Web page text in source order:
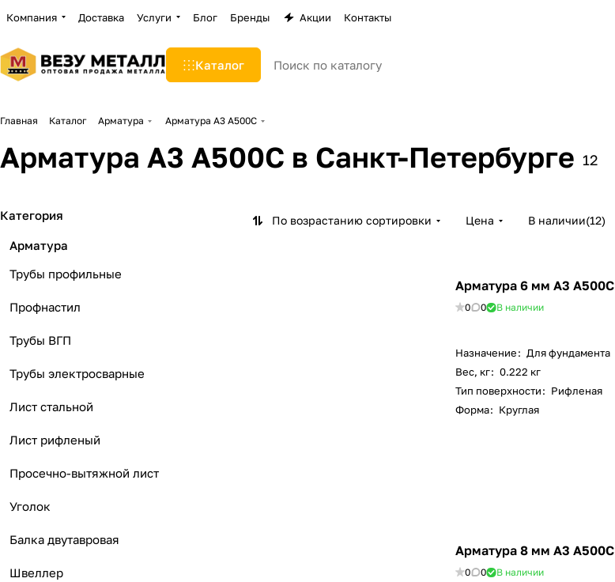
Компания Доставка Услуги Блог Бренды Акции Контакты
Каталог
Главная Каталог Арматура Арматура А3 А500С
Арматура А3 А500С в Санкт-Петербурге 12
По возрастанию сортировки Цена В наличии(12)
Арматура 6 мм А3 А500С
0 0 В наличии
Назначение: Для фундамента
Вес, кг: 0.222 кг
Тип поверхности: Рифленая
Форма: Круглая
Арматура 8 мм А3 А500С
0 0 В наличии
Категория
Арматура
Трубы профильные
Профнастил
Трубы ВГП
Трубы электросварные
Лист стальной
Лист рифленый
Просечно-вытяжной лист
Уголок
Балка двутавровая
Швеллер